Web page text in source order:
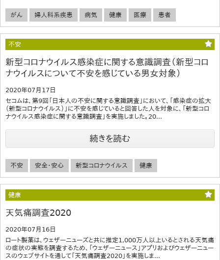
がん 婦人科系疾患 病気 健康 医療 患者
不安
新型コロナウイルス感染症に関する意識調査（新型コロ
ナウイルスについて不安を感じている男女対象）
2020年07月17日
セコムは、第9回「日本人の不安に関する意識調査」において、「感染症の拡大
（新型コロナウイルス）」に不安を感じていると回答した人を対象に、「新型コロ
ナウイルス感染症に関する意識調査」を実施しました。20...
続きを読む
不安 安全・安心 新型コロナウイルス 健康
健康
天気痛調査2020
2020年07月16日
ロート製薬は、ウェザーニューズと共に推定1,000万人以上いるとされる天気痛
の症状の実態を調査するため、「ウェザーニュース」アプリおよびウェザーニュー
スのウェブサイトを通して「天気痛調査2020」を実施しま...